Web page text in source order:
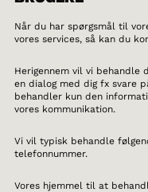
Når du har spørgsmål til
vores services, så kan du
Herigennem vil vi behandle
en dialog med dig fx svare
behandler kun den
vores kommunikation.
Vi vil typisk behandle
telefonnummer.
Vores hjemmel til at